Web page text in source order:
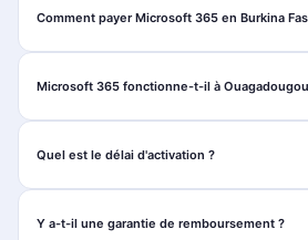
Comment payer Microsoft 365 en Burkina
Microsoft 365 fonctionne-t-il à
Quel est le délai d'activation ?
Y a-t-il une garantie de remboursement ?